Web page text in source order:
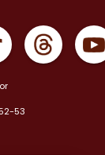
>
Baru >
>
>
Abang >
53